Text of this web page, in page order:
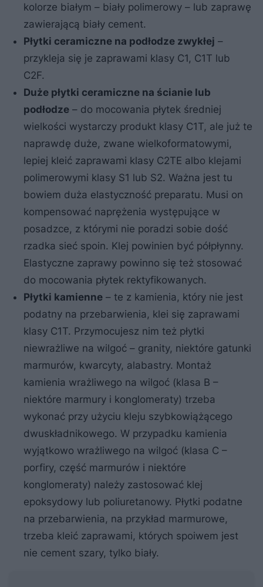
kolorze białym – biały polimerowy – lub zaprawę
zawierającą biały cement.
Płytki ceramiczne na podłodze zwykłej –
przykleja się je zaprawami klasy C1, C1T lub
C2F.
Duże płytki ceramiczne na ścianie lub
podłodze – do mocowania płytek średniej
wielkości wystarczy produkt klasy C1T, ale już te
naprawdę duże, zwane wielkoformatowymi,
lepiej kleić zaprawami klasy C2TE albo klejami
polimerowymi klasy S1 lub S2. Ważna jest tu
bowiem duża elastyczność preparatu. Musi on
kompensować naprężenia występujące w
posadzce, z którymi nie poradzi sobie dość
rzadka sieć spoin. Klej powinien być półpłynny.
Elastyczne zaprawy powinno się też stosować
do mocowania płytek rektyfikowanych.
Płytki kamienne – te z kamienia, który nie jest
podatny na przebarwienia, klei się zaprawami
klasy C1T. Przymocujesz nim też płytki
niewrażliwe na wilgoć – granity, niektóre gatunki
marmurów, kwarcyty, alabastry. Montaż
kamienia wrażliwego na wilgoć (klasa B –
niektóre marmury i konglomeraty) trzeba
wykonać przy użyciu kleju szybkowiążącego
dwuskładnikowego. W przypadku kamienia
wyjątkowo wrażliwego na wilgoć (klasa C –
porfiry, część marmurów i niektóre
konglomeraty) należy zastosować klej
epoksydowy lub poliuretanowy. Płytki podatne
na przebarwienia, na przykład marmurowe,
trzeba kleić zaprawami, których spoiwem jest
nie cement szary, tylko biały.